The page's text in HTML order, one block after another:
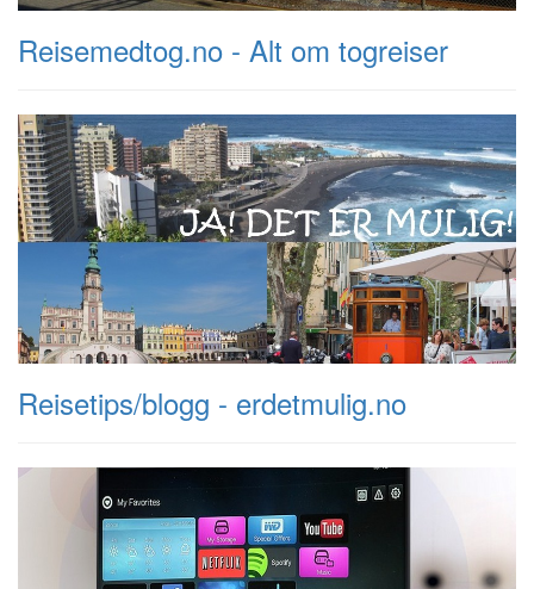
Reisemedtog.no - Alt om togreiser
Reisetips/blogg - erdetmulig.no